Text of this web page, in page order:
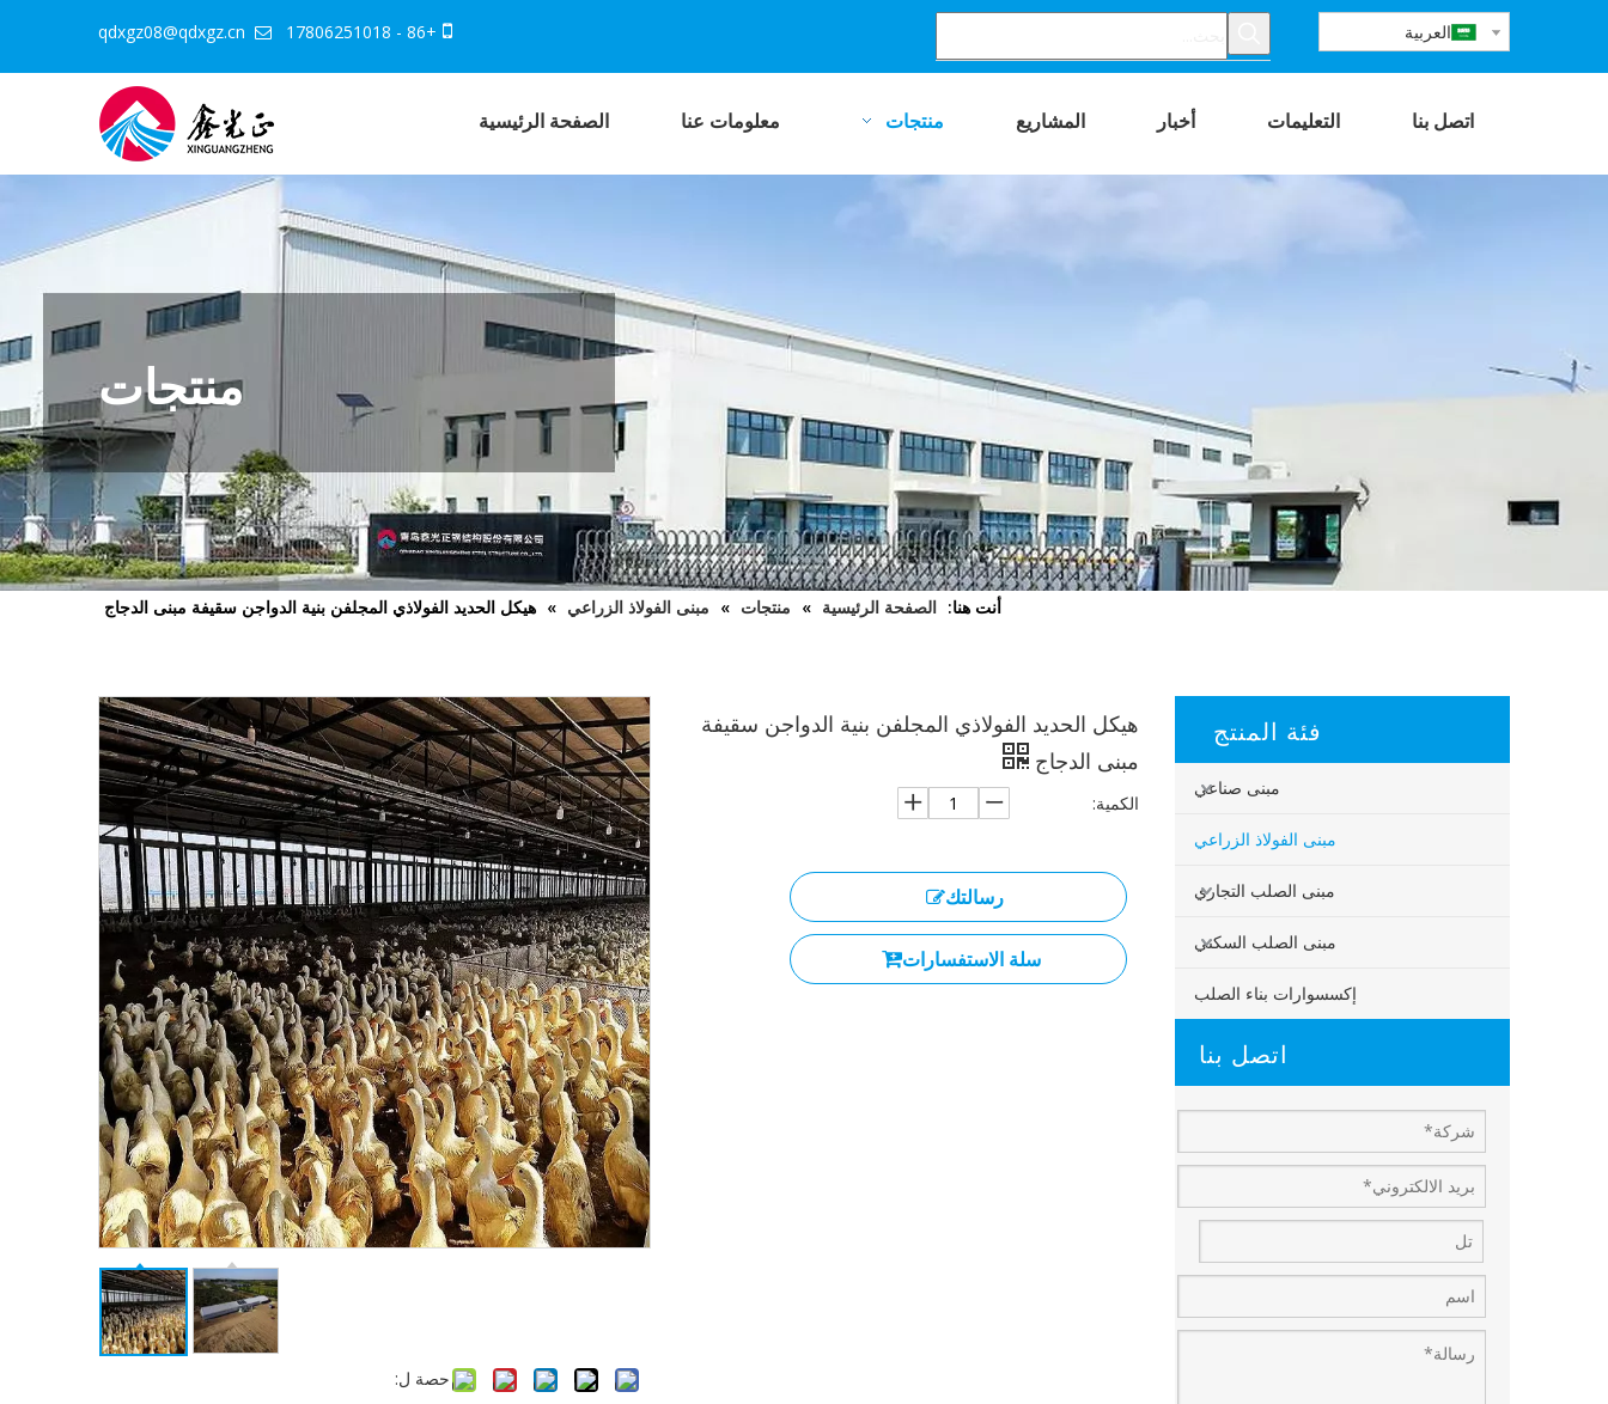

+86 - 17806251018

qdxgz08@qdxgz.cn العربية
اتصل بنا التعليمات أخبار المشاريع منتجات معلومات عنا الصفحة الرئيسية
منتجات
أنت هنا: الصفحة الرئيسية » منتجات » مبنى الفولاذ الزراعي » هيكل الحديد الفولاذي المجلفن بنية الدواجن سقيفة مبنى الدجاج
حصة ل:
هيكل الحديد الفولاذي المجلفن بنية الدواجن سقيفة
مبنى الدجاج
الكمية:
رسالتك
سلة الاستفسارات
فئة المنتج
مبنى صناعي
مبنى الفولاذ الزراعي
مبنى الصلب التجاري
مبنى الصلب السكني
إكسسوارات بناء الصلب
اتصل بنا